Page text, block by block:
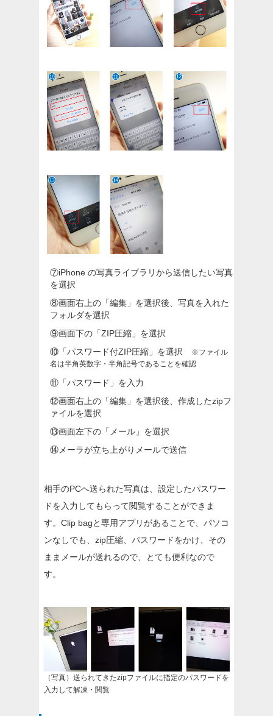
⑦iPhone の写真ライブラリから送信したい写真
を選択
⑧画面右上の「編集」を選択後、写真を入れた
フォルダを選択
⑨画面下の「ZIP圧縮」を選択
⑩「パスワード付ZIP圧縮」を選択 ※ファイル
名は半角英数字・半角記号であることを確認
⑪「パスワード」を入力
⑫画面右上の「編集」を選択後、作成したzipフ
ァイルを選択
⑬画面左下の「メール」を選択
⑭メーラが立ち上がりメールで送信
相手のPCへ送られた写真は、設定したパスワー
ドを入力してもらって閲覧することができま
す。Clip bagと専用アプリがあることで、パソコ
ンなしでも、zip圧縮、パスワードをかけ、その
ままメールが送れるので、とても便利なので
す。
（写真）送られてきたzipファイルに指定のパスワードを
入力して解凍・閲覧